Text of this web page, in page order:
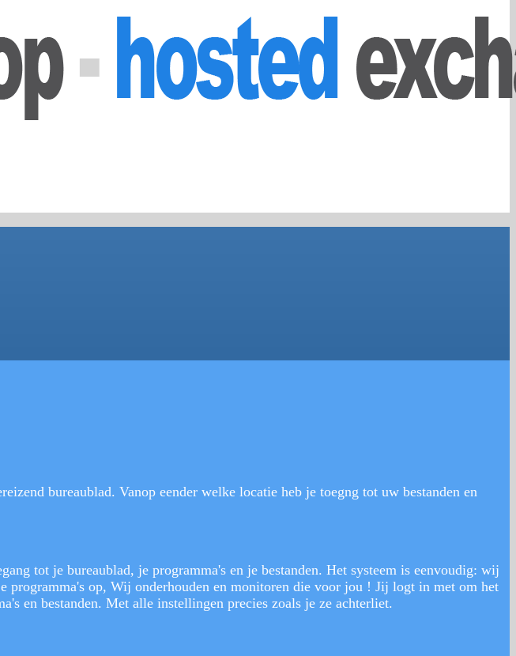
bureaublad. Vanop eender welke locatie heb je toegng tot uw bestanden en
tot je bureaublad, je programma's en je bestanden. Het systeem is eenvoudig: wij
programma's op, Wij onderhouden en monitoren die voor jou ! Jij logt in met om het
en bestanden. Met alle instellingen precies zoals je ze achterliet.